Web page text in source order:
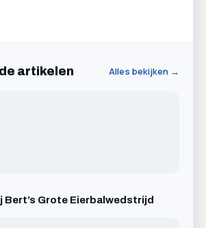
artikelen Alles bekijken →
Bert’s Grote Eierbalwedstrijd